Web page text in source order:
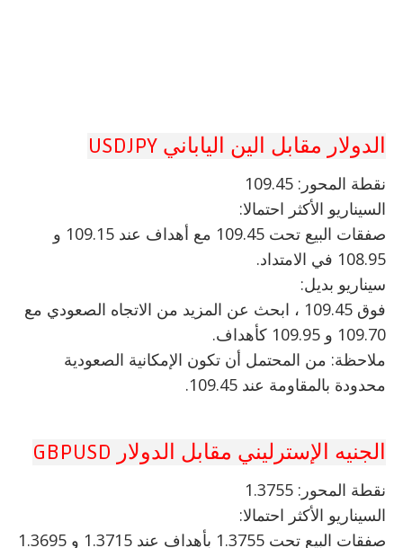
الدولار مقابل الين الياباني USDJPY
نقطة المحور: 109.45
السيناريو الأكثر احتمالا:
صفقات البيع تحت 109.45 مع أهداف عند 109.15 و
108.95 في الامتداد.
سيناريو بديل:
فوق 109.45 ، ابحث عن المزيد من الاتجاه الصعودي مع
109.70 و 109.95 كأهداف.
ملاحظة: من المحتمل أن تكون الإمكانية الصعودية
محدودة بالمقاومة عند 109.45.
الجنيه الإسترليني مقابل الدولار GBPUSD
نقطة المحور: 1.3755
السيناريو الأكثر احتمالا:
صفقات البيع تحت 1.3755 بأهداف عند 1.3715 و 1.3695